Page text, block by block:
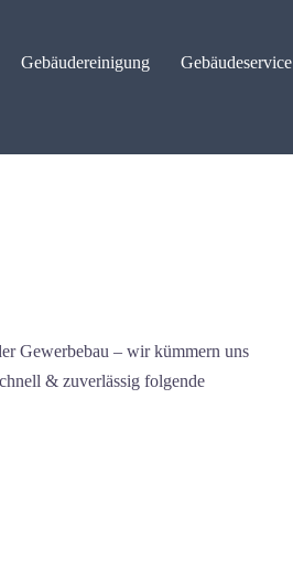
Gebäudereinigung Gebäudeservice
Gewerbebau – wir kümmern uns
& zuverlässig folgende